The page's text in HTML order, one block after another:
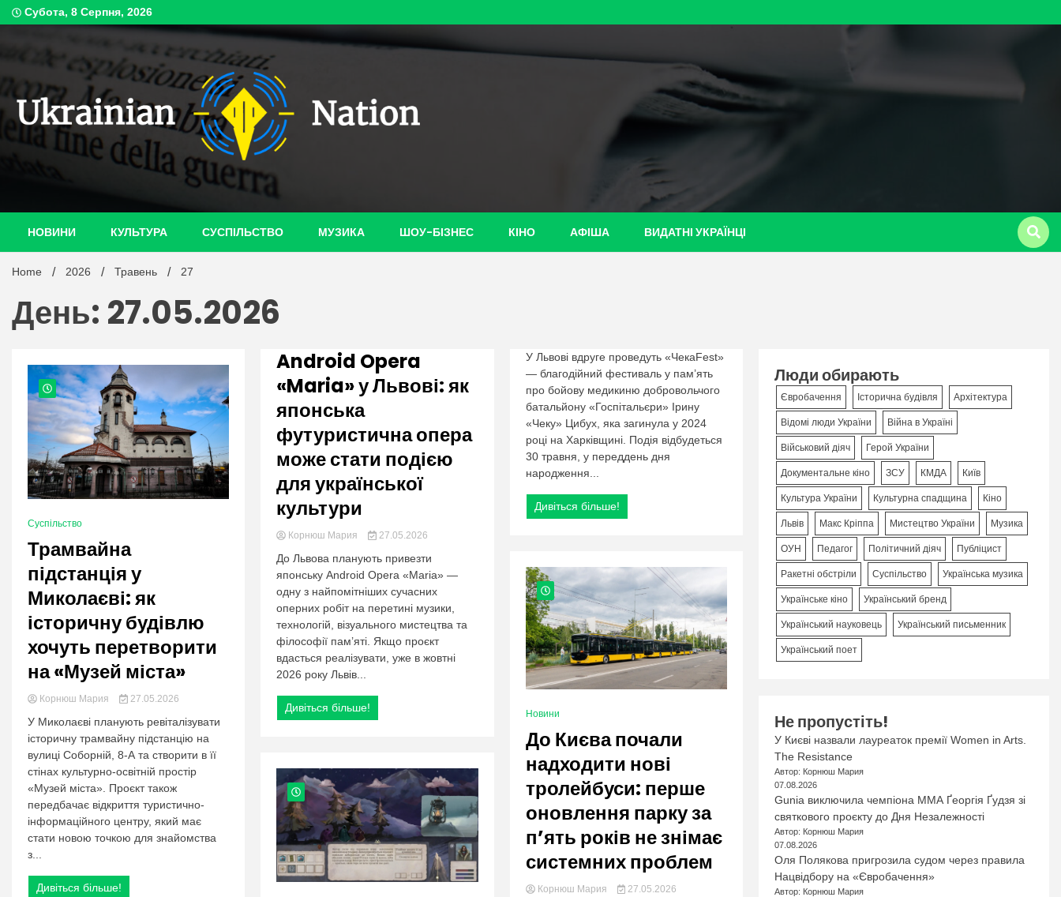
Skip
to
Субота, 8 Серпня, 2026
ukrainian-
nation.org.ua
НОВИНИ КУЛЬТУРА СУСПІЛЬСТВО МУЗИКА ШОУ-БІЗНЕС КІНО АФІША ВИДАТНІ УКРАЇНЦІ
Home 2026 Травень 27
День: 27.05.2026
Суспільство
Трамвайна
підстанція у
Миколаєві: як
історичну будівлю
хочуть перетворити
на «Музей міста»
Корнюш Мария 27.05.2026
У Миколаєві планують ревіталізувати
історичну трамвайну підстанцію на
вулиці Соборній, 8-А та створити в її
стінах культурно-освітній простір
«Музей міста». Проєкт також
передбачає відкриття туристично-
інформаційного центру, який має
стати новою точкою для знайомства
з...
Дивіться більше!
Android Opera
«Maria» у Львові: як
японська
футуристична опера
може стати подією
для української
культури
Корнюш Мария 27.05.2026
До Львова планують привезти
японську Android Opera «Maria» —
одну з найпомітніших сучасних
оперних робіт на перетині музики,
технологій, візуального мистецтва та
філософії пам’яті. Якщо проєкт
вдасться реалізувати, уже в жовтні
2026 року Львів...
Дивіться більше!
У Львові вдруге проведуть «ЧекаFest»
— благодійний фестиваль у пам’ять
про бойову медикиню добровольчого
батальйону «Госпітальєри» Ірину
«Чеку» Цибух, яка загинула у 2024
році на Харківщині. Подія відбудеться
30 травня, у переддень дня
народження...
Дивіться більше!
Новини
До Києва почали
надходити нові
тролейбуси: перше
оновлення парку за
п’ять років не знімає
системних проблем
Корнюш Мария 27.05.2026
Люди обирають
Євробачення Історична будівля Архітектура
Відомі люди України Війна в Україні
Військовий діяч Герой України
Документальне кіно ЗСУ КМДА Київ
Культура України Культурна спадщина Кіно
Львів Макс Кріппа Мистецтво України Музика
ОУН Педагог Політичний діяч Публіцист
Ракетні обстріли Суспільство Українська музика
Українське кіно Український бренд
Український науковець Український письменник
Український поет
Не пропустіть!
У Києві назвали лауреаток премії Women in Arts.
The Resistance
Автор: Корнюш Мария
07.08.2026
Gunia виключила чемпіона ММА Ґеоргія Ґудзя зі
святкового проєкту до Дня Незалежності
Автор: Корнюш Мария
07.08.2026
Оля Полякова пригрозила судом через правила
Нацвідбору на «Євробачення»
Автор: Корнюш Мария